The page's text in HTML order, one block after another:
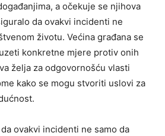
a očekuje se njihova
da ovakvi incidenti ne
životu. Većina građana se
konkretne mjere protiv onih
želja za odgovornošću vlasti
kako se mogu stvoriti uslovi za
ovakvi incidenti ne samo da